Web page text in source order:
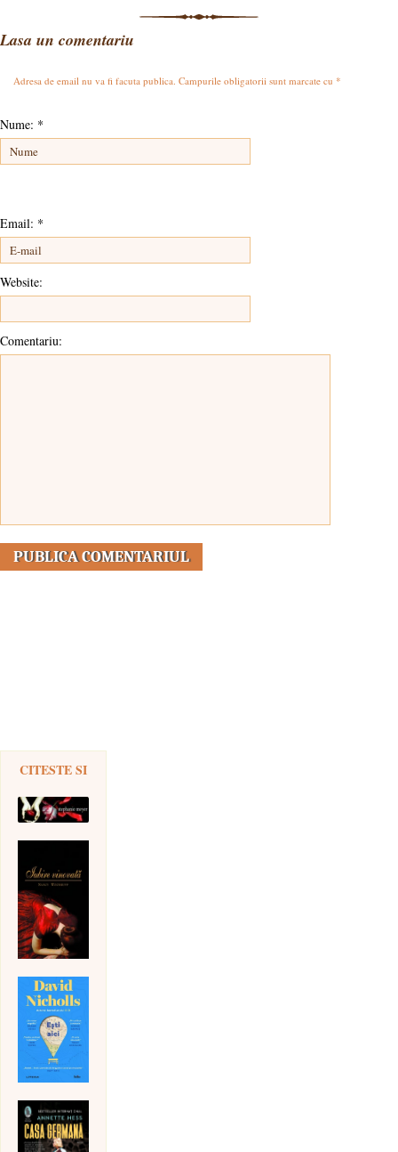
Lasa un comentariu
Adresa de email nu va fi facuta publica. Campurile obligatorii sunt marcate cu *
Nume: *
Email: *
Website:
Comentariu:
CITESTE SI